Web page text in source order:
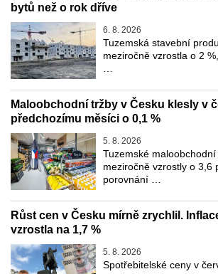
bytů než o rok dříve
6. 8. 2026
Tuzemská stavební
meziročně vzrostla o 2
Maloobchodní tržby v Česku klesly v
předchozímu měsíci o 0,1 %
5. 8. 2026
Tuzemské
meziročně vzrostly o 3,6
porovnání …
Růst cen v Česku mírně zrychlil.
vzrostla na 1,7 %
5. 8. 2026
Spotřebitelské ceny v